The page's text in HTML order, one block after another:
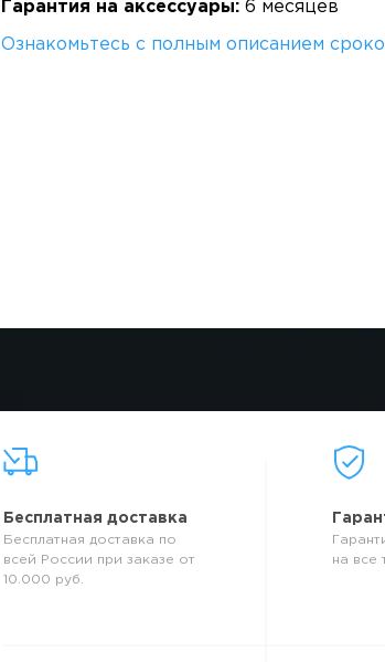
Гарантия на аксессуары:6 месяцев
Ознакомьтесь с полным описанием
Бесплатная доставка
Бесплатная доставка по
всей России при заказе от
10.000 руб.
на все